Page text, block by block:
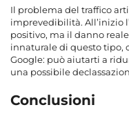
Il problema del traffico
imprevedibilità. All’inizio
positivo, ma il danno
innaturale di questo tipo,
Google: può aiutarti a
una possibile
Conclusioni